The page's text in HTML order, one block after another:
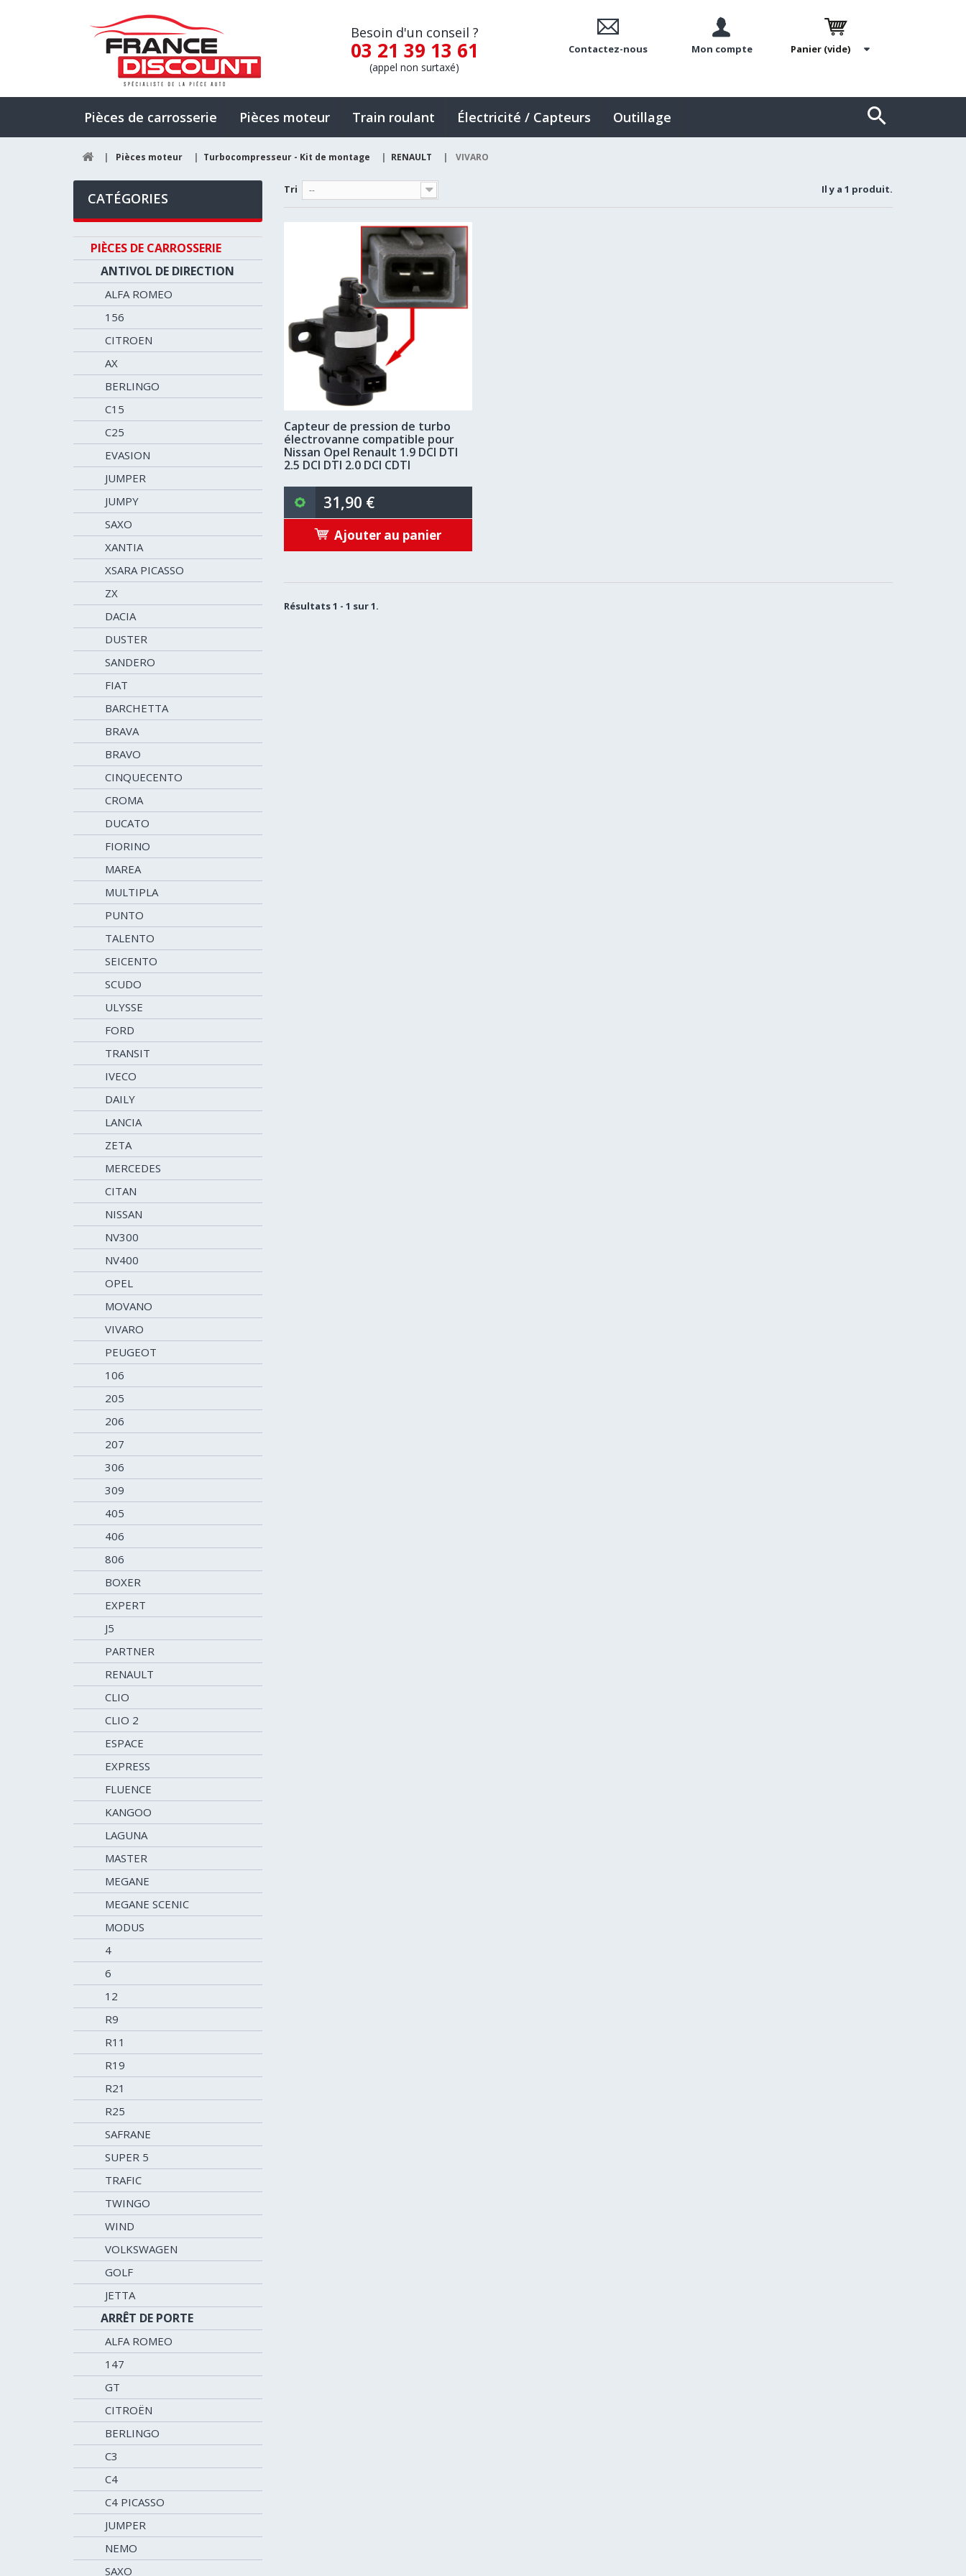
Besoin d'un conseil ?
03 21 39 13 61
(appel non surtaxé)
Contactez-nous Mon compte Panier (vide)
Pièces de carrosserie Pièces moteur Train roulant Électricité / Capteurs Outillage
| Pièces moteur | Turbocompresseur - Kit de montage | RENAULT | VIVARO
CATÉGORIES
PIÈCES DE CARROSSERIE
ANTIVOL DE DIRECTION
ALFA ROMEO
156
CITROEN
AX
BERLINGO
C15
C25
EVASION
JUMPER
JUMPY
SAXO
XANTIA
XSARA PICASSO
ZX
DACIA
DUSTER
SANDERO
FIAT
BARCHETTA
BRAVA
BRAVO
CINQUECENTO
CROMA
DUCATO
FIORINO
MAREA
MULTIPLA
PUNTO
TALENTO
SEICENTO
SCUDO
ULYSSE
FORD
TRANSIT
IVECO
DAILY
LANCIA
ZETA
MERCEDES
CITAN
NISSAN
NV300
NV400
OPEL
MOVANO
VIVARO
PEUGEOT
106
205
206
207
306
309
405
406
806
BOXER
EXPERT
J5
PARTNER
RENAULT
CLIO
CLIO 2
ESPACE
EXPRESS
FLUENCE
KANGOO
LAGUNA
MASTER
MEGANE
MEGANE SCENIC
MODUS
4
6
12
R9
R11
R19
R21
R25
SAFRANE
SUPER 5
TRAFIC
TWINGO
WIND
VOLKSWAGEN
GOLF
JETTA
ARRÊT DE PORTE
ALFA ROMEO
147
GT
CITROËN
BERLINGO
C3
C4
C4 PICASSO
JUMPER
NEMO
SAXO
Tri -- Il y a 1 produit.
Capteur de pression de turbo
électrovanne compatible pour
Nissan Opel Renault 1.9 DCI DTI
2.5 DCI DTI 2.0 DCI CDTI
31,90 €
Ajouter au panier
Résultats 1 - 1 sur 1.